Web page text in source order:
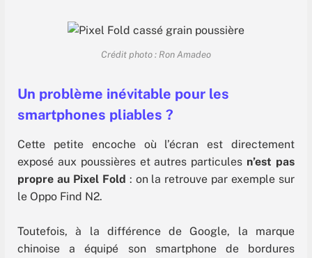
Crédit photo : Ron Amadeo
Un problème inévitable pour les
smartphones pliables ?
Cette petite encoche où l’écran est directement
exposé aux poussières et autres particules n’est pas
propre au Pixel Fold : on la retrouve par exemple sur
le Oppo Find N2.
Toutefois, à la différence de Google, la marque
chinoise a équipé son smartphone de bordures